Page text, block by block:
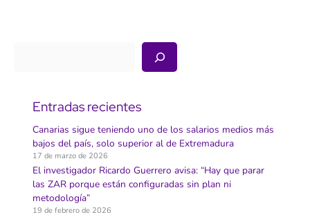
Entradas recientes
Canarias sigue teniendo uno de los salarios medios más
bajos del país, solo superior al de Extremadura
17 de marzo de 2026
El investigador Ricardo Guerrero avisa: “Hay que parar
las ZAR porque están configuradas sin plan ni
metodología”
19 de febrero de 2026